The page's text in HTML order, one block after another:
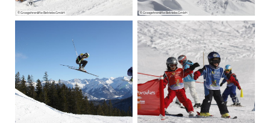
© Grasgehrenlifte Betriebs GmbH © Grasgehrenlifte Betriebs GmbH